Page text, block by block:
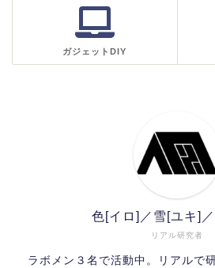
ガジェットDIY
リアル研究者
色[イロ]／雪[ユキ]
ラボメン３名で活動中。リアルで